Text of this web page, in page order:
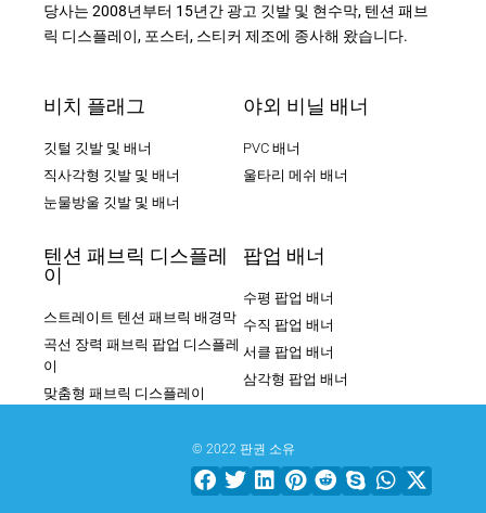
당사는 2008년부터 15년간 광고 깃발 및 현수막, 텐션 패브
릭 디스플레이, 포스터, 스티커 제조에 종사해 왔습니다.
비치 플래그
깃털 깃발 및 배너
직사각형 깃발 및 배너
눈물방울 깃발 및 배너
야외 비닐 배너
PVC 배너
울타리 메쉬 배너
텐션 패브릭 디스플레
이
스트레이트 텐션 패브릭 배경막
곡선 장력 패브릭 팝업 디스플레
이
맞춤형 패브릭 디스플레이
팝업 배너
수평 팝업 배너
수직 팝업 배너
서클 팝업 배너
삼각형 팝업 배너
© 2022 판권 소유